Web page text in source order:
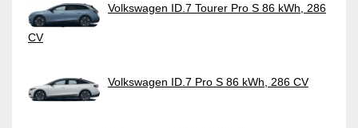
Volkswagen ID.7 Tourer Pro S 86 kWh, 286
CV
Volkswagen ID.7 Pro S 86 kWh, 286 CV